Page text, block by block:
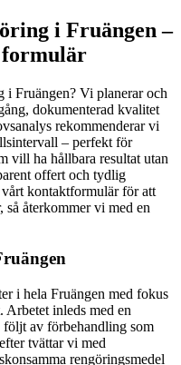
i Fruängen –
formulär
Fruängen? Vi planerar och
dokumenterad kvalitet
rekommenderar vi
– perfekt för
vill ha hållbara resultat utan
offert och tydlig
kontaktformulär för att
återkommer vi med en
i hela Fruängen med fokus
Arbetet inleds med en
följt av förbehandling som
tvättar vi med
rengöringsmedel